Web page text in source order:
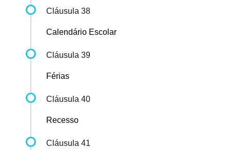
Cláusula 38
Calendário Escolar
Cláusula 39
Férias
Cláusula 40
Recesso
Cláusula 41